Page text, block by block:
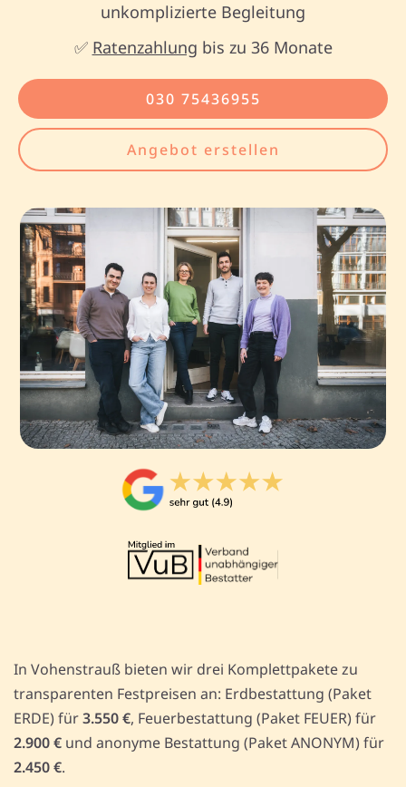
unkomplizierte Begleitung
✅ Ratenzahlung bis zu 36 Monate
030 75436955
Angebot erstellen
In Vohenstrauß bieten wir drei Komplettpakete zu
transparenten Festpreisen an: Erdbestattung (Paket
ERDE) für3.550 €, Feuerbestattung (Paket FEUER) für
2.900 € und anonyme Bestattung (Paket ANONYM) für
2.450 €.